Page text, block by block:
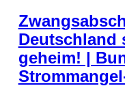
Deutschland
geheim! |